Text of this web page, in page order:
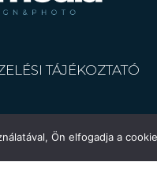
TÁJÉKOZTATÓ
Ön elfogadja a